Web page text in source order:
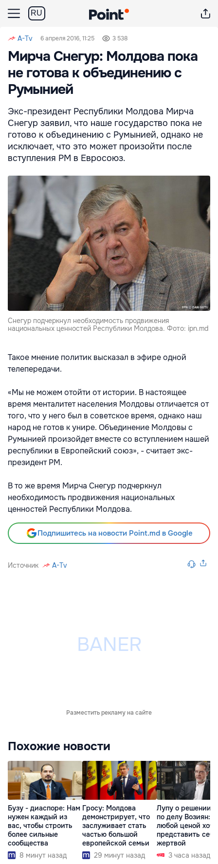
RU
A-Tv 6 апреля 2016, 11:25 3 538
Мирча Снегур: Молдова пока
не готова к объединению с
Румынией
Экс-президент Республики Молдова Мирча
Снегур заявил, что наше государство пока не
готово к объединению с Румынией, однако не
исключает, что это может произойти после
вступления РМ в Евросоюз.
Снегур подчеркнул необходимость продвижения
национальных ценностей Республики Молдова. Фото: ipn.md
Такое мнение политик высказал в эфире одной
телепередачи.
«Мы не можем отойти от истории. В настоящее
время менталитет населения Молдовы отличается от
того, что у него был в советское время, однако наш
народ не готов к унире. Объединение Молдовы с
Румынией произойдет вместе со вступлением нашей
республики в Европейский союз», - считает экс-
президент РМ.
В то же время Мирча Снегур подчеркнул
необходимость продвижения национальных
ценностей Республики Молдова.
Подпишитесь на новости Point.md в Google
Источник A-Tv
Разместить рекламу на сайте
Похожие новости
Бузу - диаспоре: Нам
нужен каждый из
вас, чтобы строить
более сильные
сообщества
8 минут назад
Гросу: Молдова
демонстрирует, что
заслуживает стать
частью большой
европейской семьи
29 минут назад
Лупу о решении
по делу Возиян:
любой ценой
представить себя
жертвой
3 часа назад